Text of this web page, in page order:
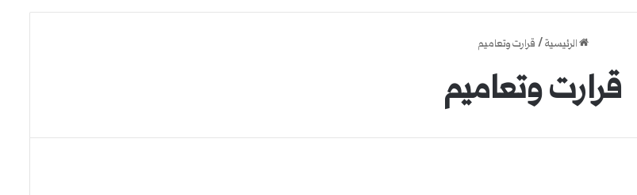
الرئيسية/ قرارت وتعاميم
قرارت وتعاميم